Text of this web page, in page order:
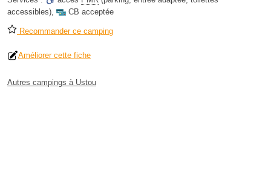
accessibles), CB acceptée
Recommander ce camping
Améliorer cette fiche
Autres campings à Ustou